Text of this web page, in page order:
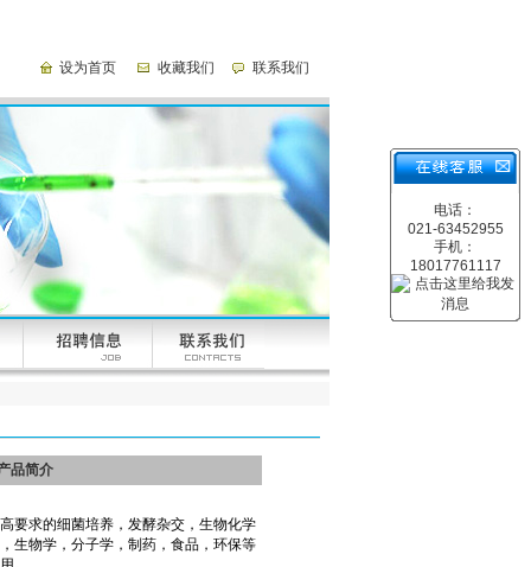
设为首页 收藏我们 联系我们
电话：
021-63452955
手机：
18017761117
品简介